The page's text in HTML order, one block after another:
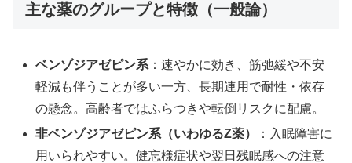
主な薬のグループと特徴（一般論）
ベンゾジアゼピン系 ：速やかに効き、筋弛緩や不安
軽減も伴うことが多い一方、長期連用で耐性・依存
の懸念。高齢者ではふらつきや転倒リスクに配慮。
非ベンゾジアゼピン系（いわゆるZ薬）
：入眠障害に
用いられやすい。健忘様症状や翌日残眠感への注意